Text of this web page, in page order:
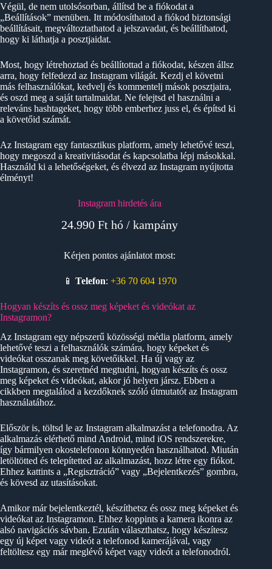
Végül, de nem utolsósorban, állítsd be a fiókodat a
„Beállítások” menüben. Itt módosíthatod a fiókod biztonsági
beállításait, megváltoztathatod a jelszavadat, és beállíthatod,
hogy ki láthatja a posztjaidat.
Most, hogy létrehoztad és beállítottad a fiókodat, készen állsz
arra, hogy felfedezd az Instagram világát. Kezdj el követni
más felhasználókat, kedvelj és kommentelj mások posztjaira,
és oszd meg a saját tartalmaidat. Ne felejtsd el használni a
releváns hashtageket, hogy több emberhez juss el, és építsd ki
a követőid számát.
Az Instagram egy fantasztikus platform, amely lehetővé teszi,
hogy megoszd a kreativitásodat és kapcsolatba lépj másokkal.
Használd ki a lehetőségeket, és élvezd az Instagram nyújtotta
élményt!
Instagram hirdetés ára
24.990 Ft hó / kampány
Kérjen pontos ajánlatot most:
📱 Telefon: +36 70 604 1970
Hogyan készíts és ossz meg képeket és videókat az
Instagramon?
Az Instagram egy népszerű közösségi média platform, amely
lehetővé teszi a felhasználók számára, hogy képeket és
videókat osszanak meg követőikkel. Ha új vagy az
Instagramon, és szeretnéd megtudni, hogyan készíts és ossz
meg képeket és videókat, akkor jó helyen jársz. Ebben a
cikkben megtalálod a kezdőknek szóló útmutatót az Instagram
használatához.
Először is, töltsd le az Instagram alkalmazást a telefonodra. Az
alkalmazás elérhető mind Android, mind iOS rendszerekre,
így bármilyen okostelefonon könnyedén használhatod. Miután
letöltötted és telepítetted az alkalmazást, hozz létre egy fiókot.
Ehhez kattints a „Regisztráció” vagy „Bejelentkezés” gombra,
és kövesd az utasításokat.
Amikor már bejelentkeztél, készíthetsz és ossz meg képeket és
videókat az Instagramon. Ehhez koppints a kamera ikonra az
alsó navigációs sávban. Ezután választhatsz, hogy készítesz
egy új képet vagy videót a telefonod kamerájával, vagy
feltöltesz egy már meglévő képet vagy videót a telefonodról.